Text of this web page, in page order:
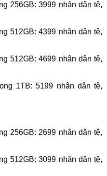
256GB: 3999 nhân dân tệ,
512GB: 4399 nhân dân tệ,
512GB: 4699 nhân dân tệ,
1TB: 5199 nhân dân tệ,
256GB: 2699 nhân dân tệ,
512GB: 3099 nhân dân tệ,